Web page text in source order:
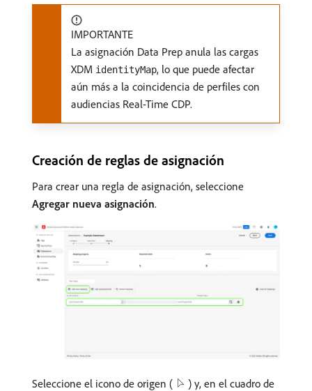
IMPORTANTE
La asignación Data Prep anula las cargas
XDM identityMap, lo que puede afectar
aún más a la coincidencia de perfiles con
audiencias Real-Time CDP.
Creación de reglas de asignación
Para crear una regla de asignación, seleccione
Agregar nueva asignación.
Seleccione el icono de origen (
) y, en el cuadro de